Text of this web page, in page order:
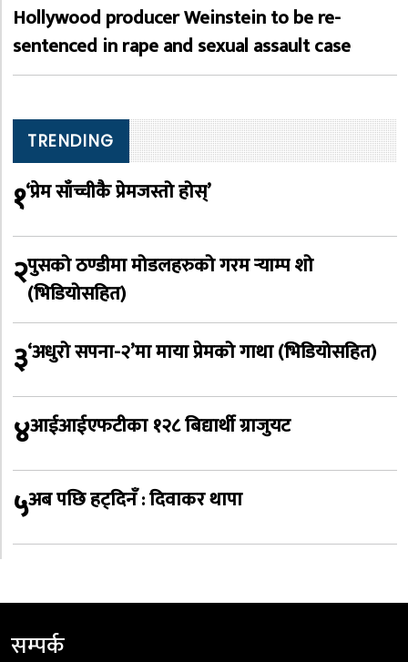
Hollywood producer Weinstein to be re-
sentenced in rape and sexual assault case
TRENDING
१‘प्रेम साँच्चीकै प्रेमजस्तो होस्’
२पुसको ठण्डीमा मोडलहरुको गरम र्‍याम्प शो
(भिडियोसहित)
३‘अधुरो सपना-२’मा माया प्रेमको गाथा (भिडियोसहित)
४आईआईएफटीका १२८ बिद्यार्थी ग्राजुयट
५अब पछि हट्दिनँ : दिवाकर थापा
सम्पर्क